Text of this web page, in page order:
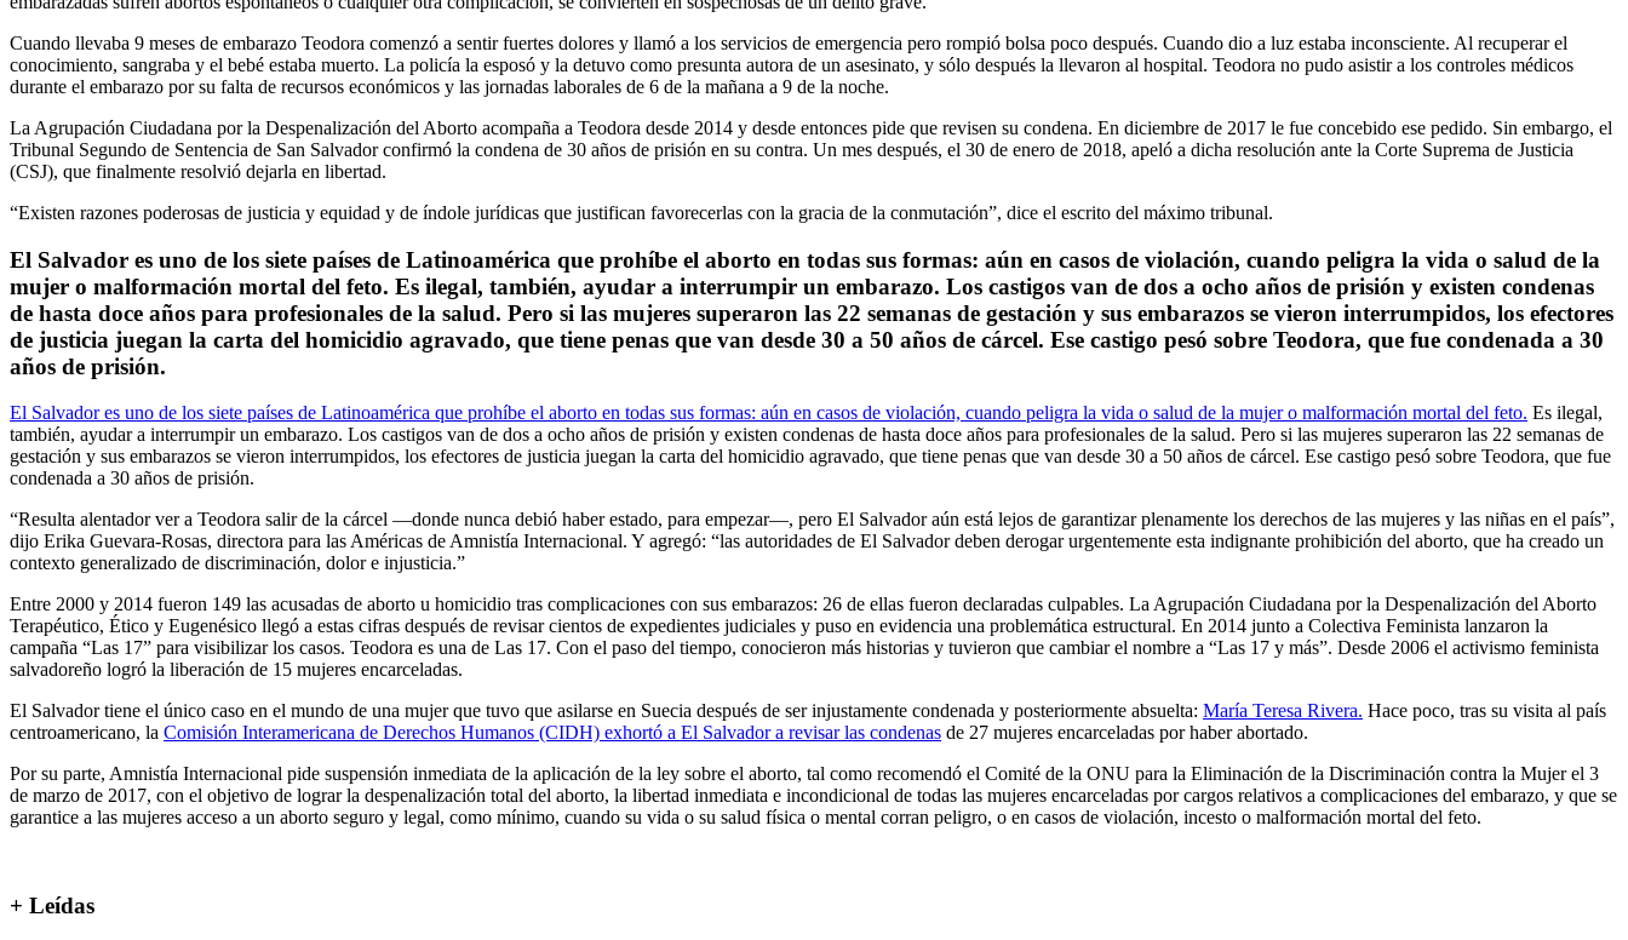
Cuando llevaba 9 meses de embarazo Teodora comenzó a sentir fuertes dolores y llamó a los servicios de emergencia pero rompió bolsa poco después. Cuando dio a luz estaba inconsciente. Al recuperar el
conocimiento, sangraba y el bebé estaba muerto. La policía la esposó y la detuvo como presunta autora de un asesinato, y sólo después la llevaron al hospital. Teodora no pudo asistir a los controles médicos
durante el embarazo por su falta de recursos económicos y las jornadas laborales de 6 de la mañana a 9 de la noche.
La Agrupación Ciudadana por la Despenalización del Aborto acompaña a Teodora desde 2014 y desde entonces pide que revisen su condena. En diciembre de 2017 le fue concebido ese pedido. Sin embargo, el
Tribunal Segundo de Sentencia de San Salvador confirmó la condena de 30 años de prisión en su contra. Un mes después, el 30 de enero de 2018, apeló a dicha resolución ante la Corte Suprema de Justicia
(CSJ), que finalmente resolvió dejarla en libertad.
“Existen razones poderosas de justicia y equidad y de índole jurídicas que justifican favorecerlas con la gracia de la conmutación”, dice el escrito del máximo tribunal.
El Salvador es uno de los siete países de Latinoamérica que prohíbe el aborto en todas sus formas: aún en casos de violación, cuando peligra la vida o salud de la
mujer o malformación mortal del feto. Es ilegal, también, ayudar a interrumpir un embarazo. Los castigos van de dos a ocho años de prisión y existen condenas
de hasta doce años para profesionales de la salud. Pero si las mujeres superaron las 22 semanas de gestación y sus embarazos se vieron interrumpidos, los efectores
de justicia juegan la carta del homicidio agravado, que tiene penas que van desde 30 a 50 años de cárcel. Ese castigo pesó sobre Teodora, que fue condenada a 30
años de prisión.
El Salvador es uno de los siete países de Latinoamérica que prohíbe el aborto en todas sus formas: aún en casos de violación, cuando peligra la vida o salud de la mujer o malformación mortal del feto. Es ilegal,
también, ayudar a interrumpir un embarazo. Los castigos van de dos a ocho años de prisión y existen condenas de hasta doce años para profesionales de la salud. Pero si las mujeres superaron las 22 semanas de
gestación y sus embarazos se vieron interrumpidos, los efectores de justicia juegan la carta del homicidio agravado, que tiene penas que van desde 30 a 50 años de cárcel. Ese castigo pesó sobre Teodora, que fue
condenada a 30 años de prisión.
“Resulta alentador ver a Teodora salir de la cárcel —donde nunca debió haber estado, para empezar—, pero El Salvador aún está lejos de garantizar plenamente los derechos de las mujeres y las niñas en el país”,
dijo Erika Guevara-Rosas, directora para las Américas de Amnistía Internacional. Y agregó: “las autoridades de El Salvador deben derogar urgentemente esta indignante prohibición del aborto, que ha creado un
contexto generalizado de discriminación, dolor e injusticia.”
Entre 2000 y 2014 fueron 149 las acusadas de aborto u homicidio tras complicaciones con sus embarazos: 26 de ellas fueron declaradas culpables. La Agrupación Ciudadana por la Despenalización del Aborto
Terapéutico, Ético y Eugenésico llegó a estas cifras después de revisar cientos de expedientes judiciales y puso en evidencia una problemática estructural. En 2014 junto a Colectiva Feminista lanzaron la
campaña “Las 17” para visibilizar los casos. Teodora es una de Las 17. Con el paso del tiempo, conocieron más historias y tuvieron que cambiar el nombre a “Las 17 y más”. Desde 2006 el activismo feminista
salvadoreño logró la liberación de 15 mujeres encarceladas.
El Salvador tiene el único caso en el mundo de una mujer que tuvo que asilarse en Suecia después de ser injustamente condenada y posteriormente absuelta: María Teresa Rivera. Hace poco, tras su visita al país
centroamericano, la Comisión Interamericana de Derechos Humanos (CIDH) exhortó a El Salvador a revisar las condenas de 27 mujeres encarceladas por haber abortado.
Por su parte, Amnistía Internacional pide suspensión inmediata de la aplicación de la ley sobre el aborto, tal como recomendó el Comité de la ONU para la Eliminación de la Discriminación contra la Mujer el 3
de marzo de 2017, con el objetivo de lograr la despenalización total del aborto, la libertad inmediata e incondicional de todas las mujeres encarceladas por cargos relativos a complicaciones del embarazo, y que se
garantice a las mujeres acceso a un aborto seguro y legal, como mínimo, cuando su vida o su salud física o mental corran peligro, o en casos de violación, incesto o malformación mortal del feto.
+ Leídas